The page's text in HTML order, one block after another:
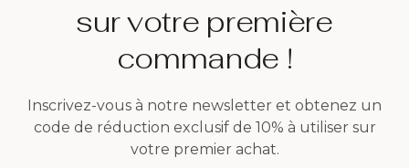
sur votre première
commande !
Inscrivez-vous à notre newsletter et obtenez un
code de réduction exclusif de 10% à utiliser sur
votre premier achat.